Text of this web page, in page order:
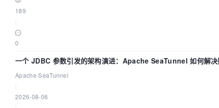
189
0
一个 JDBC 参数引发的架构演进：Apache SeaTunnel 如何解
“定时 Flush”难题
Apache SeaTunnel
2026-08-06